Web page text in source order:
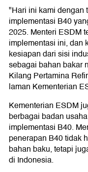
"Hari ini kami dengan
implementasi B40
2025. Menteri ESDM
implementasi ini, dan
kesiapan dari sisi
sebagai bahan bakar
Kilang Pertamina
laman Kementerian
Kementerian ESDM
berbagai badan
implementasi B40.
penerapan B40 tidak
bahan baku, tetapi
di Indonesia.